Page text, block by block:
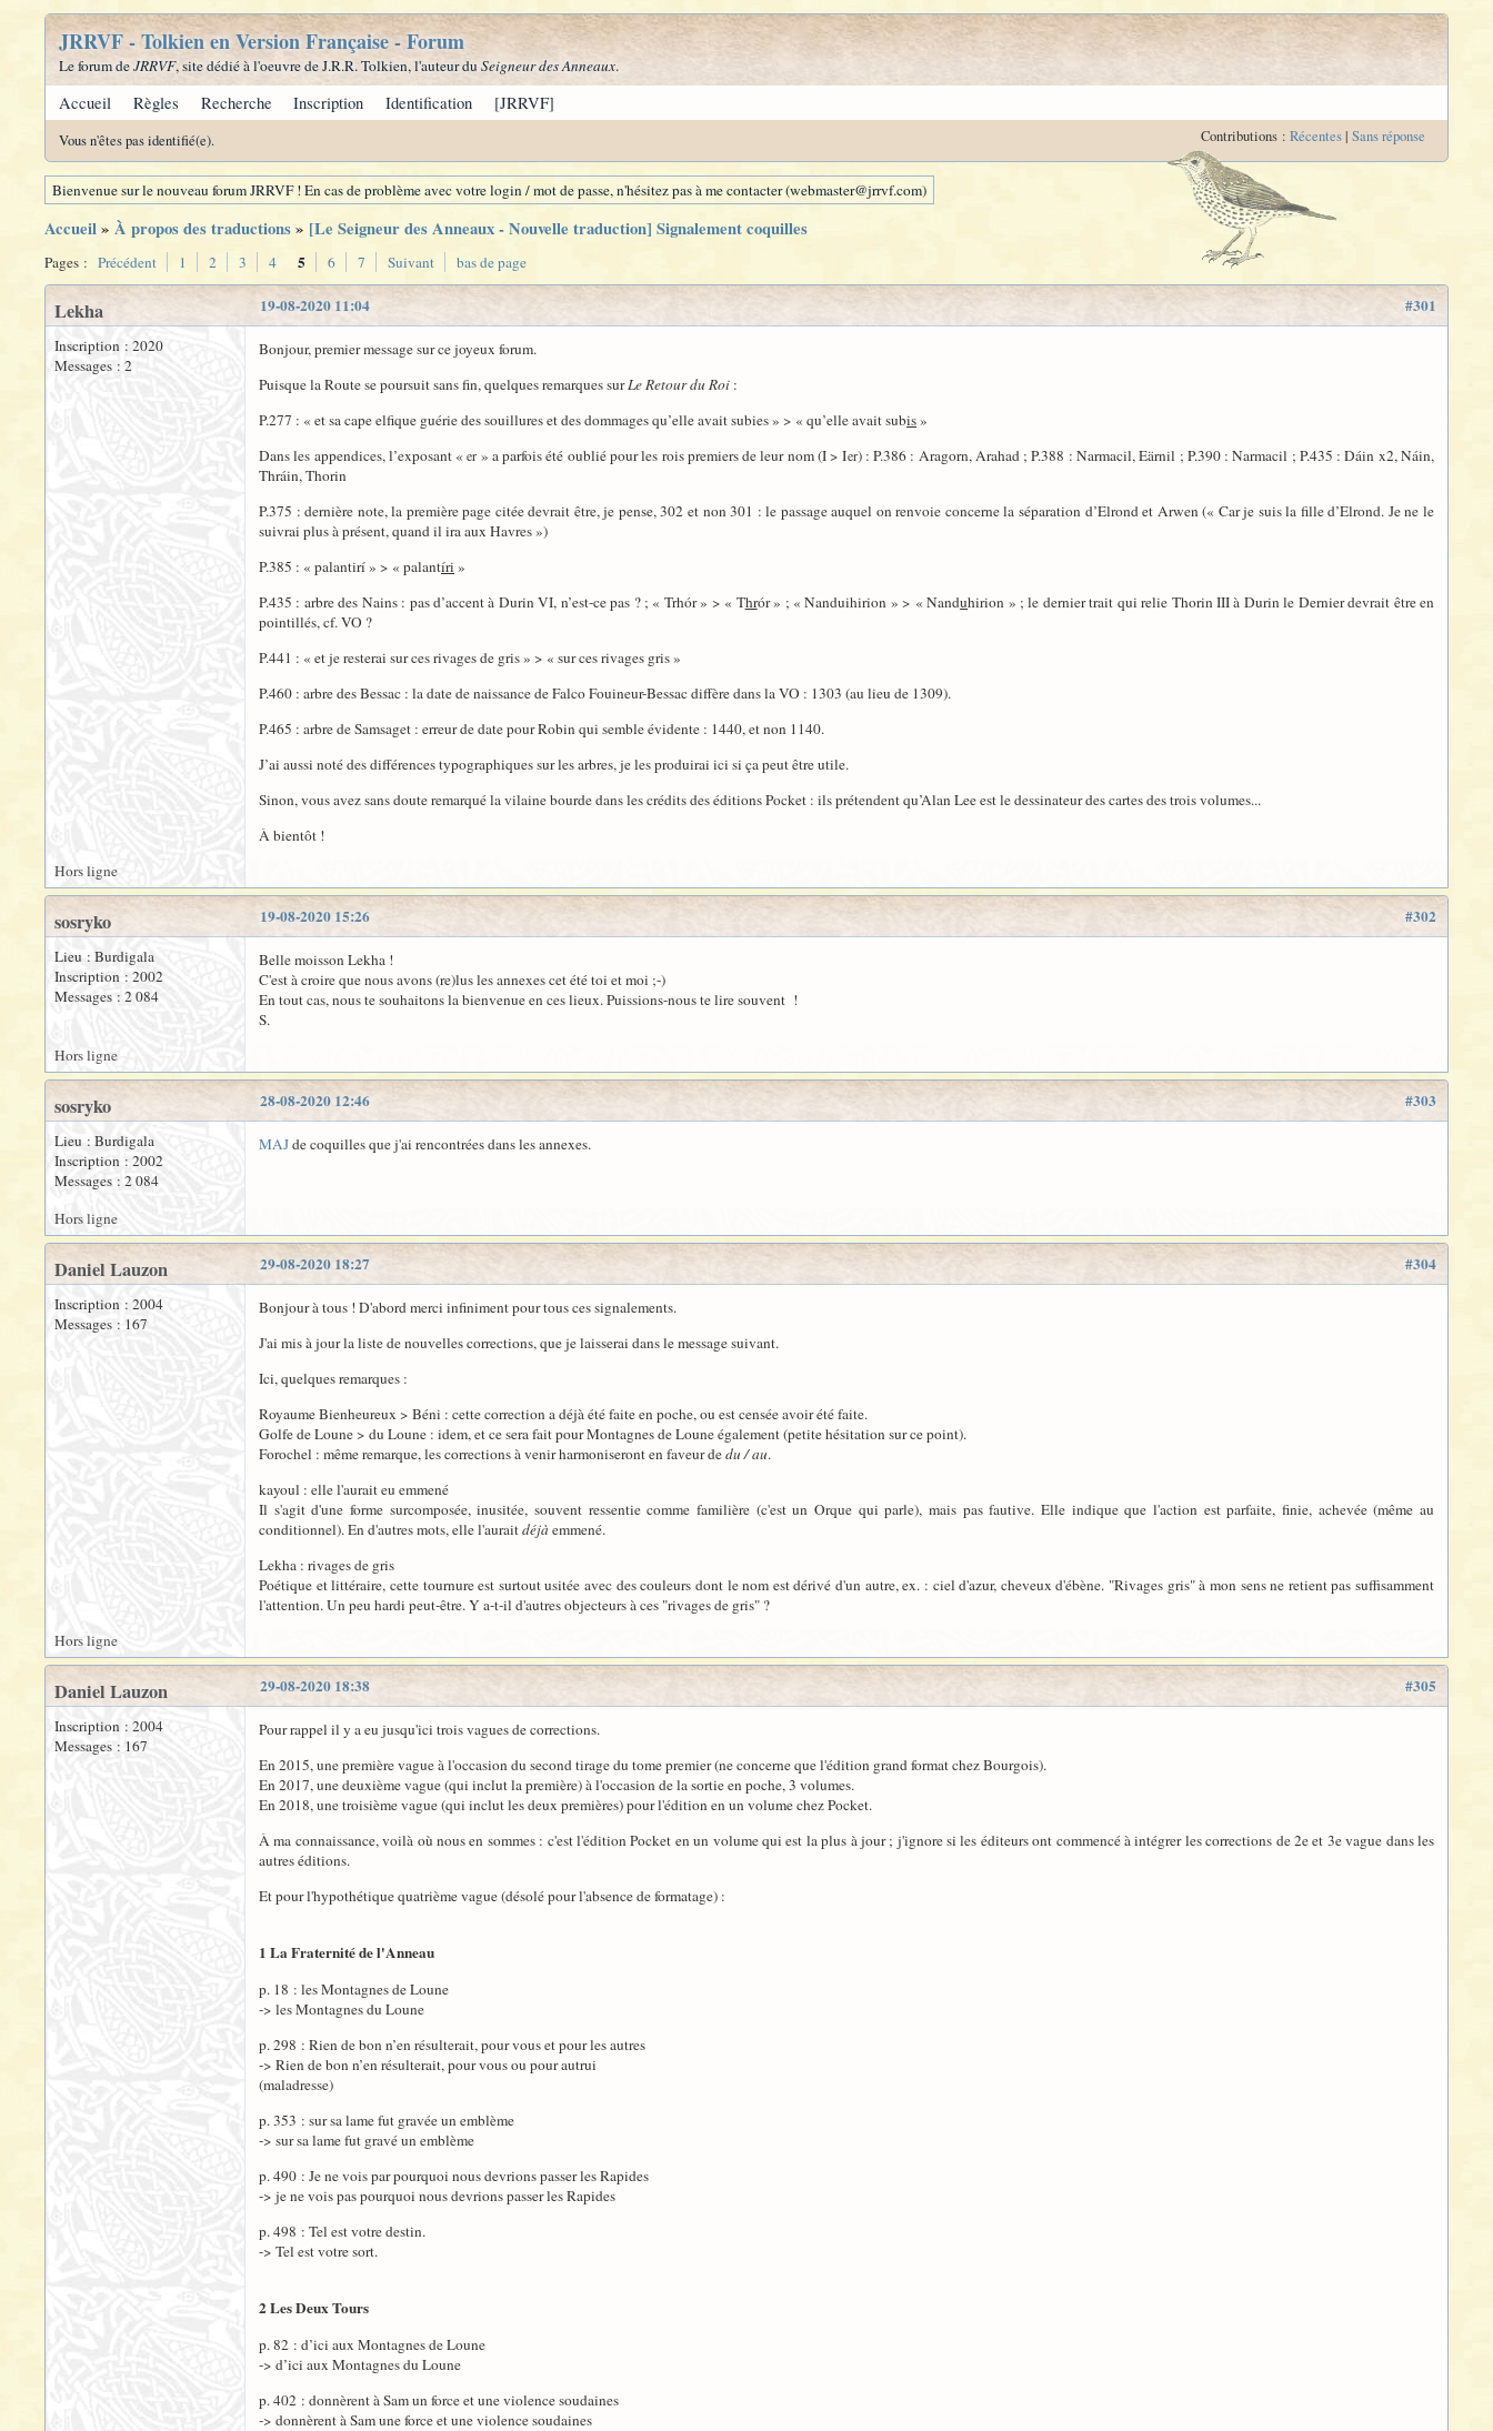
JRRVF - Tolkien en Version Française - Forum
Le forum deJRRVF, site dédié à l'oeuvre de J.R.R. Tolkien, l'auteur du Seigneur des Anneaux.
Accueil Règles Recherche Inscription Identification [JRRVF]
Vous n'êtes pas identifié(e). Contributions : Récentes| Sans réponse
Bienvenue sur le nouveau forum JRRVF ! En cas de problème avec votre login / mot de passe, n'hésitez pas à me contacter (webmaster@jrrvf.com)
Accueil» À propos des traductions» [Le Seigneur des Anneaux - Nouvelle traduction] Signalement coquilles
Pages : Précédent 1 2 3 4 5 6 7 Suivant bas de page
#301
19-08-2020 11:04
Lekha
Inscription : 2020
Messages : 2
Bonjour, premier message sur ce joyeux forum.
Puisque la Route se poursuit sans fin, quelques remarques surLe Retour du Roi :
P.277 : « et sa cape elfique guérie des souillures et des dommages qu’elle avait subies » > « qu’elle avait subis»
Dans les appendices, l’exposant «er » a parfois été oublié pour les rois premiers de leur nom (I > Ier) : P.386 : Aragorn, Arahad ; P.388 : Narmacil, Eärnil ; P.390 : Narmacil ; P.435 : Dáin x2, Náin,
Thráin, Thorin
P.375 : dernière note, la première page citée devrait être, je pense, 302 et non 301 : le passage auquel on renvoie concerne la séparation d’Elrond et Arwen (« Car je suis la fille d’Elrond. Je ne le
suivrai plus à présent, quand il ira aux Havres »)
P.385 : « palantirí » > « palantíri »
P.435 : arbre des Nains : pas d’accent à Durin VI, n’est-ce pas ? ; « Trhór » > « Thrór » ; « Nanduihirion » > « Nanduhirion » ; le dernier trait qui relie Thorin III à Durin le Dernier devrait être en
pointillés, cf. VO ?
P.441 : « et je resterai sur ces rivages de gris » > « sur ces rivages gris »
P.460 : arbre des Bessac : la date de naissance de Falco Fouineur-Bessac diffère dans la VO : 1303 (au lieu de 1309).
P.465 : arbre de Samsaget : erreur de date pour Robin qui semble évidente : 1440, et non 1140.
J’ai aussi noté des différences typographiques sur les arbres, je les produirai ici si ça peut être utile.
Sinon, vous avez sans doute remarqué la vilaine bourde dans les crédits des éditions Pocket : ils prétendent qu’Alan Lee est le dessinateur des cartes des trois volumes...
À bientôt !
Hors ligne
#302
19-08-2020 15:26
sosryko
Lieu : Burdigala
Inscription : 2002
Messages : 2 084
Belle moisson Lekha !
C'est à croire que nous avons (re)lus les annexes cet été toi et moi ;-)
En tout cas, nous te souhaitons la bienvenue en ces lieux. Puissions-nous te lire souvent !
S.
Hors ligne
#303
28-08-2020 12:46
sosryko
Lieu : Burdigala
Inscription : 2002
Messages : 2 084
MAJde coquilles que j'ai rencontrées dans les annexes.
Hors ligne
#304
29-08-2020 18:27
Daniel Lauzon
Inscription : 2004
Messages : 167
Bonjour à tous ! D'abord merci infiniment pour tous ces signalements.
J'ai mis à jour la liste de nouvelles corrections, que je laisserai dans le message suivant.
Ici, quelques remarques :
Royaume Bienheureux > Béni : cette correction a déjà été faite en poche, ou est censée avoir été faite.
Golfe de Loune > du Loune : idem, et ce sera fait pour Montagnes de Loune également (petite hésitation sur ce point).
Forochel : même remarque, les corrections à venir harmoniseront en faveur dedu / au.
kayoul : elle l'aurait eu emmené
Il s'agit d'une forme surcomposée, inusitée, souvent ressentie comme familière (c'est un Orque qui parle), mais pas fautive. Elle indique que l'action est parfaite, finie, achevée (même au
conditionnel). En d'autres mots, elle l'auraitdéjà emmené.
Lekha : rivages de gris
Poétique et littéraire, cette tournure est surtout usitée avec des couleurs dont le nom est dérivé d'un autre, ex. : ciel d'azur, cheveux d'ébène. "Rivages gris" à mon sens ne retient pas suffisamment
l'attention. Un peu hardi peut-être. Y a-t-il d'autres objecteurs à ces "rivages de gris" ?
Hors ligne
#305
29-08-2020 18:38
Daniel Lauzon
Inscription : 2004
Messages : 167
Pour rappel il y a eu jusqu'ici trois vagues de corrections.
En 2015, une première vague à l'occasion du second tirage du tome premier (ne concerne que l'édition grand format chez Bourgois).
En 2017, une deuxième vague (qui inclut la première) à l'occasion de la sortie en poche, 3 volumes.
En 2018, une troisième vague (qui inclut les deux premières) pour l'édition en un volume chez Pocket.
À ma connaissance, voilà où nous en sommes : c'est l'édition Pocket en un volume qui est la plus à jour ; j'ignore si les éditeurs ont commencé à intégrer les corrections de 2e et 3e vague dans les
autres éditions.
Et pour l'hypothétique quatrième vague (désolé pour l'absence de formatage) :
1 La Fraternité de l'Anneau
p. 18 : les Montagnes de Loune
-> les Montagnes du Loune
p. 298 : Rien de bon n’en résulterait, pour vous et pour les autres
-> Rien de bon n’en résulterait, pour vous ou pour autrui
(maladresse)
p. 353 : sur sa lame fut gravée un emblème
-> sur sa lame fut gravé un emblème
p. 490 : Je ne vois par pourquoi nous devrions passer les Rapides
-> je ne vois pas pourquoi nous devrions passer les Rapides
p. 498 : Tel est votre destin.
-> Tel est votre sort.
2 Les Deux Tours
p. 82 : d’ici aux Montagnes de Loune
-> d’ici aux Montagnes du Loune
p. 402 : donnèrent à Sam un force et une violence soudaines
-> donnèrent à Sam une force et une violence soudaines